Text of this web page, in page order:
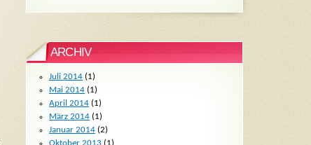
ARCHIV
Juli 2014 (1)
Mai 2014 (1)
April 2014 (1)
März 2014 (1)
Januar 2014 (2)